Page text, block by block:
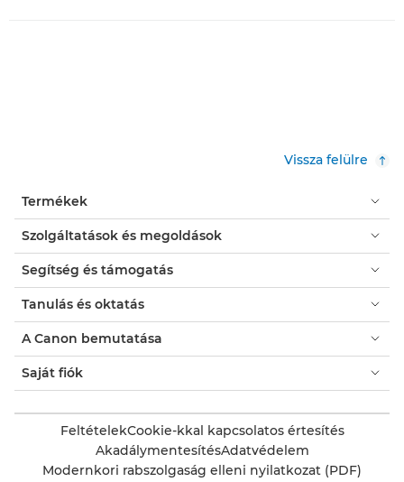
Vissza felülre
Termékek
Szolgáltatások és megoldások
Segítség és támogatás
Tanulás és oktatás
A Canon bemutatása
Saját fiók
FeltételekCookie-kkal kapcsolatos értesítés
AkadálymentesítésAdatvédelem
Modernkori rabszolgaság elleni nyilatkozat (PDF)